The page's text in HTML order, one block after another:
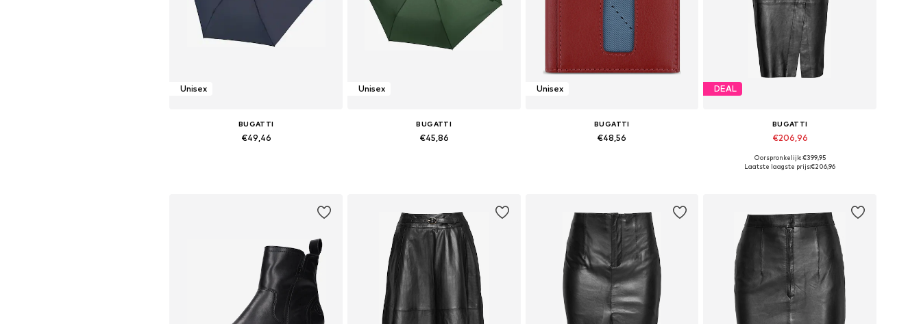
Unisex
BUGATTI
€49,46
Unisex
BUGATTI
€45,86
Unisex
BUGATTI
€48,56
DEAL
BUGATTI
€206,96
Beschikbaar in vele maten
Oorspronkelijk: €399,95
Laatste laagste prijs:€206,96